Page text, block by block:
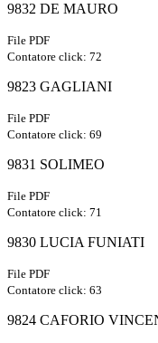
9832 DE MAURO
File PDF
Contatore click: 72
9823 GAGLIANI
File PDF
Contatore click: 69
9831 SOLIMEO
File PDF
Contatore click: 71
9830 LUCIA FUNIATI
File PDF
Contatore click: 63
9824 CAFORIO